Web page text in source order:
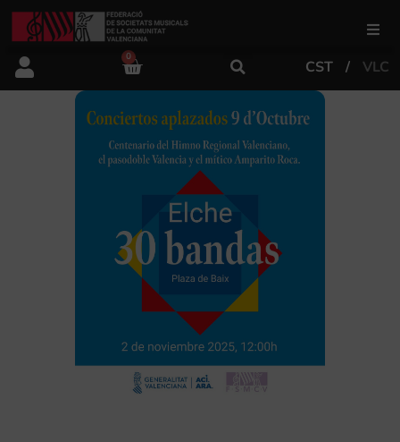
FSMCV
Áreas de gestión
Área artística
0
CST VLC